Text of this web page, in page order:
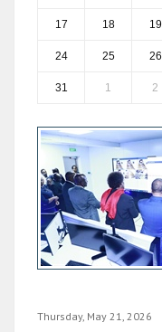
17 18 19
24 25 26
31 1 2
Thursday, May 21, 2026